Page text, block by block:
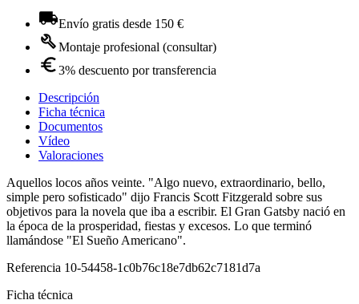
Envío gratis desde 150 €
Montaje profesional (consultar)
3% descuento por transferencia
Descripción
Ficha técnica
Documentos
Vídeo
Valoraciones
Aquellos locos años veinte. "Algo nuevo, extraordinario, bello,
simple pero sofisticado" dijo Francis Scott Fitzgerald sobre sus
objetivos para la novela que iba a escribir. El Gran Gatsby nació en
la época de la prosperidad, fiestas y excesos. Lo que terminó
llamándose "El Sueño Americano".
Referencia 10-54458-1c0b76c18e7db62c7181d7a
Ficha técnica